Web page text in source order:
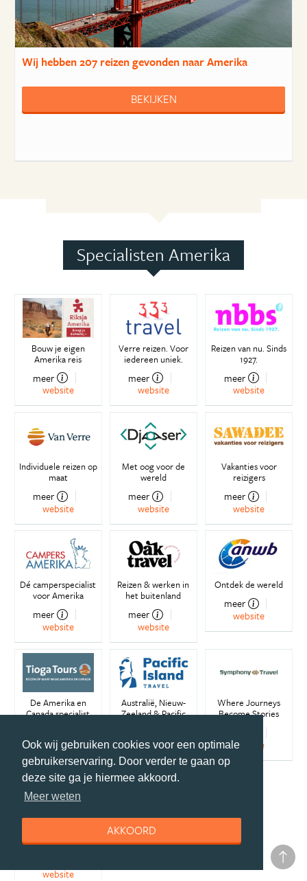
Ook wij gebruiken cookies voor een optimale
gebruikerservaring. Door verder te gaan op
deze site ga je hiermee akkoord.
Meer weten
AKKOORD
Wij hebben207 reizengevonden naar Amerika
BEKIJKEN
Specialisten Amerika
Bouw je eigen
Amerika reis
meer
website
Verre reizen. Voor
iedereen uniek.
meer
website
Reizen van nu. Sinds
1927.
meer
website
Individuele reizen op
maat
meer
website
Met oog voor de
wereld
meer
website
Vakanties voor
reizigers
meer
website
Dé camperspecialist
voor Amerika
meer
website
Reizen & werken in
het buitenland
meer
website
Ontdek de wereld
meer
website
De Amerika en
Canada specialist
website
Australië, Nieuw-
Zeeland & Pacific
meer
website
Where Journeys
Become Stories
website
kinderen
website